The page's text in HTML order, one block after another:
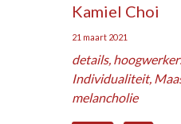
Kamiel Choi
21 maart 2021
details,
Individualiteit,
melancholie